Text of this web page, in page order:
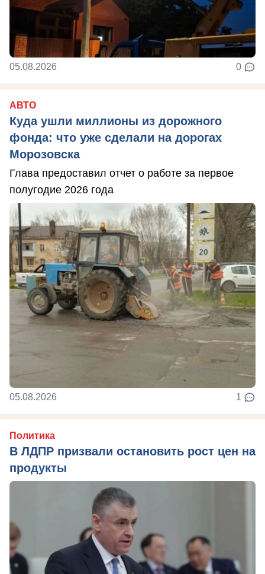
05.08.2026 0
АВТО
Куда ушли миллионы из дорожного
фонда: что уже сделали на дорогах
Морозовска
Глава предоставил отчет о работе за первое
полугодие 2026 года
05.08.2026 1
Политика
В ЛДПР призвали остановить рост цен на
продукты